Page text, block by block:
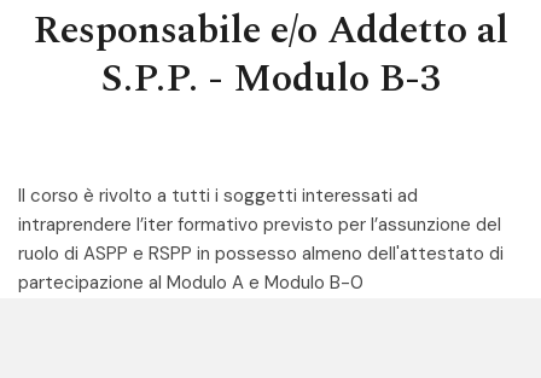
Responsabile e/o Addetto al
S.P.P. - Modulo B-3
Il corso è rivolto a tutti i soggetti interessati ad
intraprendere l’iter formativo previsto per l’assunzione del
ruolo di ASPP e RSPP in possesso almeno dell'attestato di
partecipazione al Modulo A e Modulo B-0